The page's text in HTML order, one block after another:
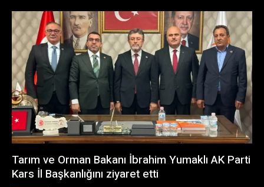
Tarım ve Orman Bakanı İbrahim Yumaklı AK Parti
Kars İl Başkanlığını ziyaret etti